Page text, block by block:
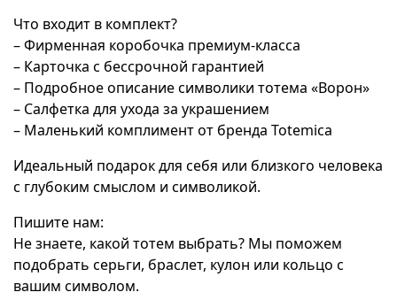
Что входит в комплект?
– Фирменная коробочка премиум-класса
– Карточка с бессрочной гарантией
– Подробное описание символики тотема «Ворон»
– Салфетка для ухода за украшением
– Маленький комплимент от бренда Totemica
Идеальный подарок для себя или близкого человека
с глубоким смыслом и символикой.
Пишите нам:
Не знаете, какой тотем выбрать? Мы поможем
подобрать серьги, браслет, кулон или кольцо с
вашим символом.